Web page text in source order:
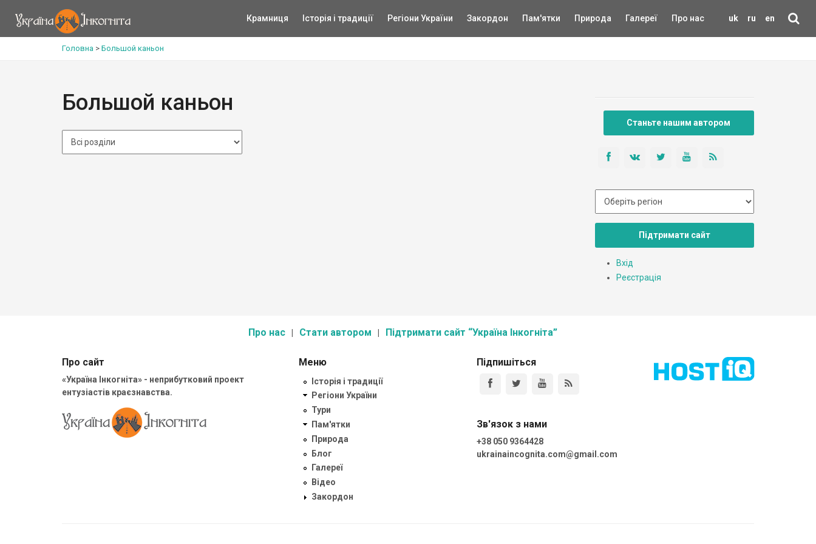
uk ru en
Крамниця Історія і традиції Регіони України Закордон Пам'ятки Природа Галереї Про нас
Головна > Большой каньон
Большой каньон
Станьте нашим автором
Підтримати сайт
Вхід
Реєстрація
Про нас Стати автором Підтримати сайт “Україна Інкогніта”
Про сайт
«Україна Інкогніта» - неприбутковий проект
ентузіастів краєзнавства.
Меню
Історія і традиції
Регіони України
Тури
Пам'ятки
Природа
Блог
Галереї
Відео
Закордон
Підпишіться
Зв'язок з нами
+38 050 9364428
ukrainaincognita.com@gmail.com